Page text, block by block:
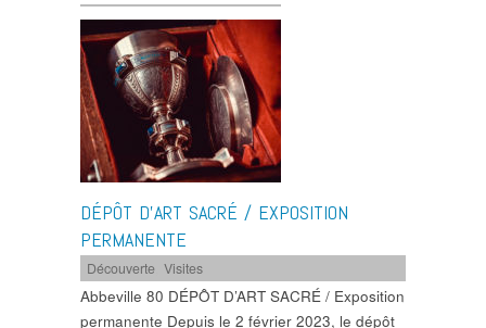
DÉPÔT D’ART SACRÉ / EXPOSITION
PERMANENTE
Découverte ,Visites
Abbeville 80 DÉPÔT D’ART SACRÉ / Exposition
permanente Depuis le 2 février 2023, le dépôt